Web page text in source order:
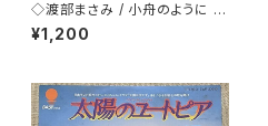
◇渡部まさみ / 小舟のように L
oving You
¥1,200